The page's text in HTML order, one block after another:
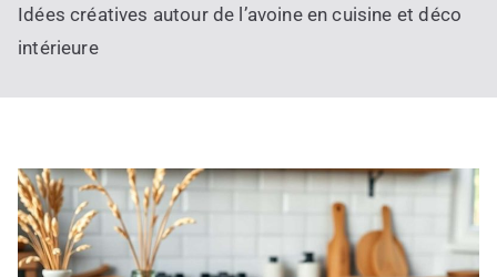
Idées créatives autour de l’avoine en cuisine et déco
intérieure